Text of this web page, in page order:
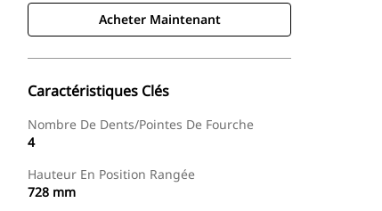
Acheter Maintenant
Caractéristiques Clés
Nombre De Dents/pointes De Fourche
4
Hauteur En Position Rangée
728 mm